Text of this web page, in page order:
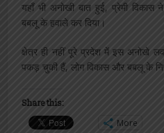
यहाँ भी अनोखी बात हुई, प्रेमी विकास
बबलू के हवाले कर दिया।
क्षेत्र ही नहीं पूरे प्रदेश में इस अनोखे
पकड़ चुकी हैं, लोग विकास और बबलू के
Share this:
More